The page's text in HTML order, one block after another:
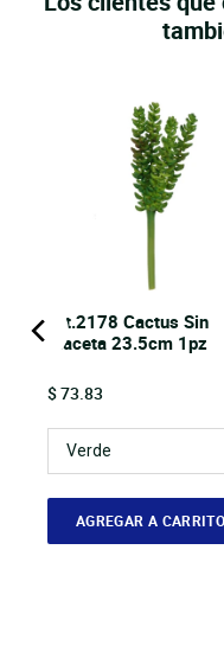
Art.2178 Cactus Sin
Maceta 23.5cm 1pz
Price
$ 73.83
AGREGAR A CARRITO